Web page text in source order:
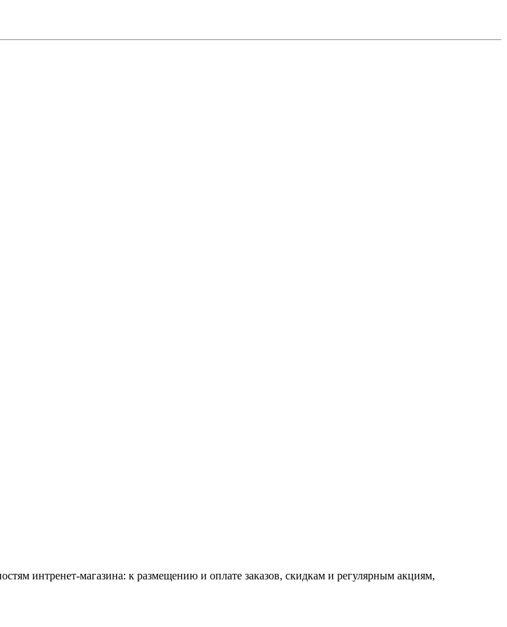
интренет-магазина: к размещению и оплате заказов, скидкам и регулярным акциям,